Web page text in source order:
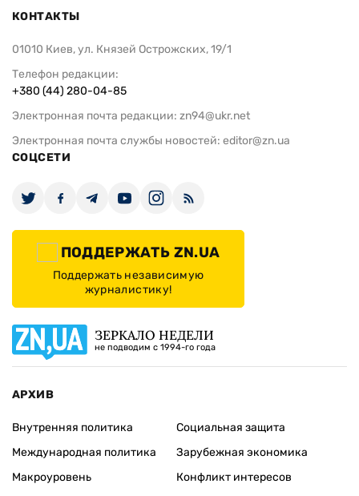
КОНТАКТЫ
01010 Киев, ул. Князей Острожских, 19/1
Телефон редакции:
+380 (44) 280-04-85
Электронная почта редакции: zn94@ukr.net
Электронная почта службы новостей: editor@zn.ua
СОЦСЕТИ
ПОДДЕРЖАТЬ ZN.UA
Поддержать независимую
журналистику!
ЗЕРКАЛО НЕДЕЛИ
не подводим с 1994-го года
АРХИВ
Внутренняя политика
Международная политика
Макроуровень
Социальная защита
Зарубежная экономика
Конфликт интересов